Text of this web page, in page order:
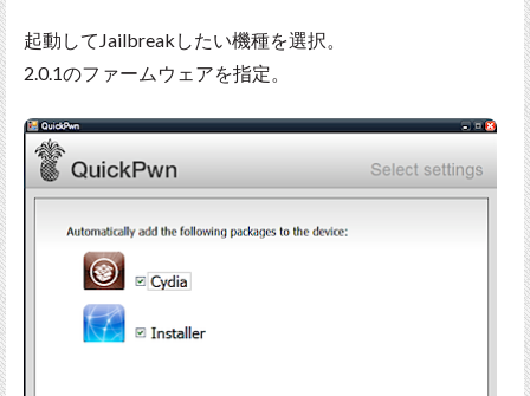
起動してJailbreakしたい機種を選択。
2.0.1のファームウェアを指定。